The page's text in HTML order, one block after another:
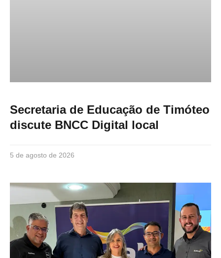
Secretaria de Educação de Timóteo
discute BNCC Digital local
5 de agosto de 2026